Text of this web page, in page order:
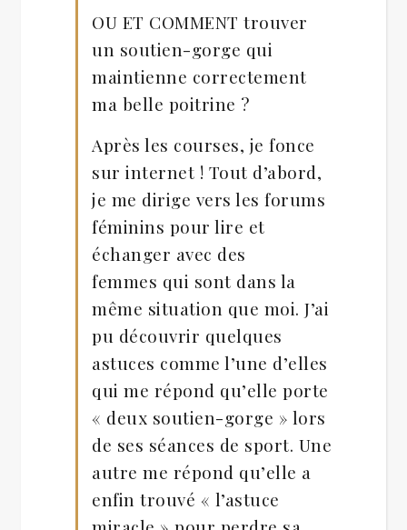
OU ET COMMENT trouver
un soutien-gorge qui
maintienne correctement
ma belle poitrine ?
Après les courses, je fonce
sur internet ! Tout d’abord,
je me dirige vers les forums
féminins pour lire et
échanger avec des
femmes qui sont dans la
même situation que moi. J’ai
pu découvrir quelques
astuces comme l’une d’elles
qui me répond qu’elle porte
« deux soutien-gorge » lors
de ses séances de sport. Une
autre me répond qu’elle a
enfin trouvé « l’astuce